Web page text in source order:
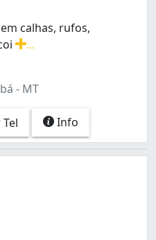
calhas, rufos,
- MT
Info